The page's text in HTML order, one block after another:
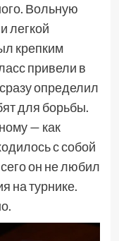
Вольную
легкой
крепким
привели в
определил
для борьбы.
— как
с собой
он не любил
на турнике.